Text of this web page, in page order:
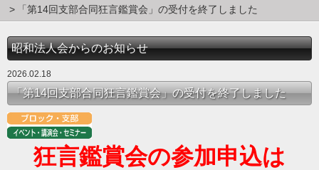
「第14回支部合同狂言鑑賞会」の受付を終了しました
昭和法人会からのお知らせ
2026.02.18
「第14回支部合同狂言鑑賞会」の受付を終了しました
狂言鑑賞会の参加申込は